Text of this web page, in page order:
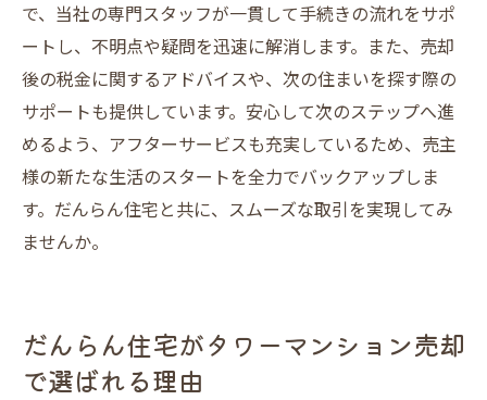
で、当社の専門スタッフが一貫して手続きの流れをサポ
ートし、不明点や疑問を迅速に解消します。また、売却
後の税金に関するアドバイスや、次の住まいを探す際の
サポートも提供しています。安心して次のステップへ進
めるよう、アフターサービスも充実しているため、売主
様の新たな生活のスタートを全力でバックアップしま
す。だんらん住宅と共に、スムーズな取引を実現してみ
ませんか。
だんらん住宅がタワーマンション売却
で選ばれる理由